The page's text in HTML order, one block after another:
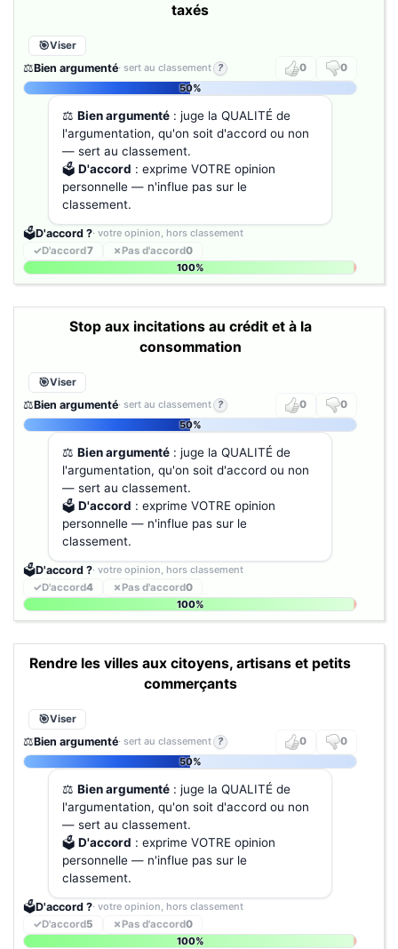
taxés
Viser
⚖️Bien argumenté· sert au classement ? 0
0
50%
⚖️ Bien argumenté : juge la QUALITÉ de
l'argumentation, qu'on soit d'accord ou non
— sert au classement.
🗳️ D'accord : exprime VOTRE opinion
personnelle — n'influe pas sur le
classement.
🗳️D'accord ?· votre opinion, hors classement
✓D'accord7 ✗Pas d'accord0
100%
Stop aux incitations au crédit et à la
consommation
Viser
⚖️Bien argumenté· sert au classement ? 0
0
50%
⚖️ Bien argumenté : juge la QUALITÉ de
l'argumentation, qu'on soit d'accord ou non
— sert au classement.
🗳️ D'accord : exprime VOTRE opinion
personnelle — n'influe pas sur le
classement.
🗳️D'accord ?· votre opinion, hors classement
✓D'accord4 ✗Pas d'accord0
100%
Rendre les villes aux citoyens, artisans et petits
commerçants
Viser
⚖️Bien argumenté· sert au classement ? 0
0
50%
⚖️ Bien argumenté : juge la QUALITÉ de
l'argumentation, qu'on soit d'accord ou non
— sert au classement.
🗳️ D'accord : exprime VOTRE opinion
personnelle — n'influe pas sur le
classement.
🗳️D'accord ?· votre opinion, hors classement
✓D'accord5 ✗Pas d'accord0
100%